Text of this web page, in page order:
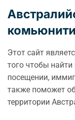
комьюнити
Этот сайт
того чтобы
посещении,
также поможет
территории